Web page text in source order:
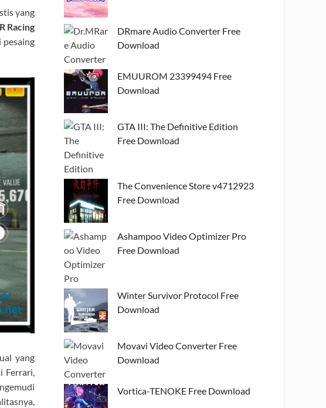
yang
Racing
pesaing
yang
Ferrari,
DRmare Audio Converter Free
Download
EMUUROM 23399494 Free
Download
GTA III: The Definitive Edition
Free Download
The Convenience Store v4712923
Free Download
Ashampoo Video Optimizer Pro
Free Download
Winter Survivor Protocol Free
Download
Movavi Video Converter Free
Download
Vortica-TENOKE Free Download